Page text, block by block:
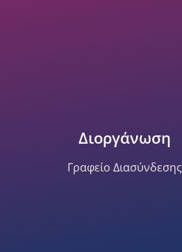
Διοργάνωση
Γραφείο Διασύνδεσης